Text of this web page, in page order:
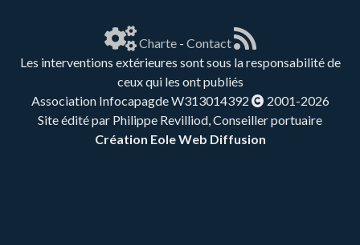
Charte- Contact
Les interventions extérieures sont sous la responsabilité de
ceux qui les ont publiés
Association Infocapagde W313014392
2001-2026
Site édité par Philippe Revilliod, Conseiller portuaire
Création Eole Web Diffusion